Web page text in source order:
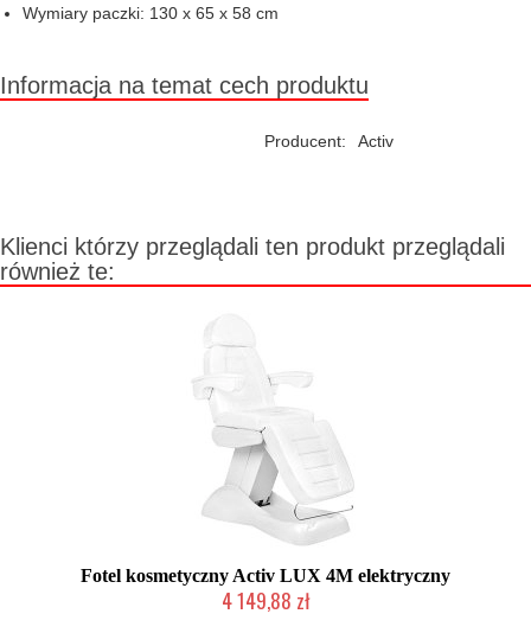
Wymiary paczki: 130 x 65 x 58 cm
Informacja na temat cech produktu
Producent: Activ
Klienci którzy przeglądali ten produkt przeglądali
również te:
Fotel kosmetyczny Activ LUX 4M elektryczny
4 149,88 zł